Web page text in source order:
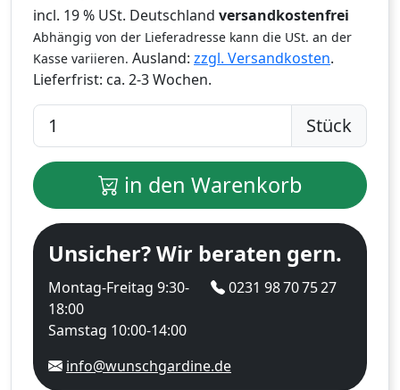
incl. 19 % USt. Deutschland versandkostenfrei
Abhängig von der Lieferadresse kann die USt. an der
Kasse variieren. Ausland: zzgl. Versandkosten.
Lieferfrist: ca. 2-3 Wochen.
Stück
in den Warenkorb
Unsicher? Wir beraten gern.
Montag-Freitag 9:30-
18:00
Samstag 10:00-14:00
0231 98 70 75 27
info@wunschgardine.de